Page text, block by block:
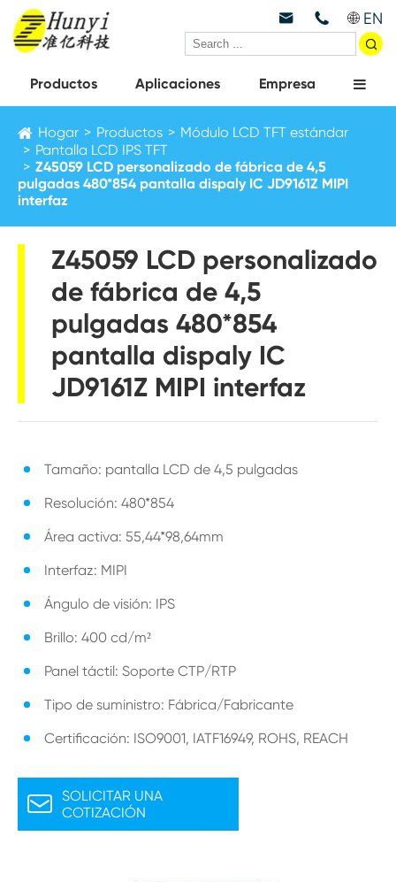
  EN

Productos Aplicaciones Empresa
Hogar Productos
Módulo LCD TFT estándar
Pantalla LCD IPS TFT
Z45059 LCD personalizado de fábrica de 4,5
pulgadas 480*854 pantalla dispaly IC JD9161Z MIPI
interfaz
Z45059 LCD personalizado
de fábrica de 4,5
pulgadas 480*854
pantalla dispaly IC
JD9161Z MIPI interfaz
Tamaño: pantalla LCD de 4,5 pulgadas
Resolución: 480*854
Área activa: 55,44*98,64mm
Interfaz: MIPI
Ángulo de visión: IPS
Brillo: 400 cd/m²
Panel táctil: Soporte CTP/RTP
Tipo de suministro: Fábrica/Fabricante
Certificación: ISO9001, IATF16949, ROHS, REACH
 SOLICITAR UNA
COTIZACIÓN